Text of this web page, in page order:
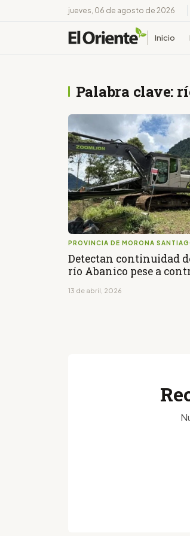
jueves, 06 de agosto de 2026
Inicio
Palabra clave:
PROVINCIA DE MORONA
Detectan continuidad
río Abanico pese a
13 de abril, 2026